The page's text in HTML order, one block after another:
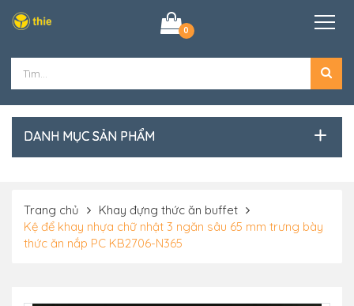
0
DANH MỤC SẢN PHẨM
Trang chủ
Khay đựng thức ăn buffet
Kệ để khay nhựa chữ nhật 3 ngăn sâu 65 mm trưng bày
thức ăn nắp PC KB2706-N365